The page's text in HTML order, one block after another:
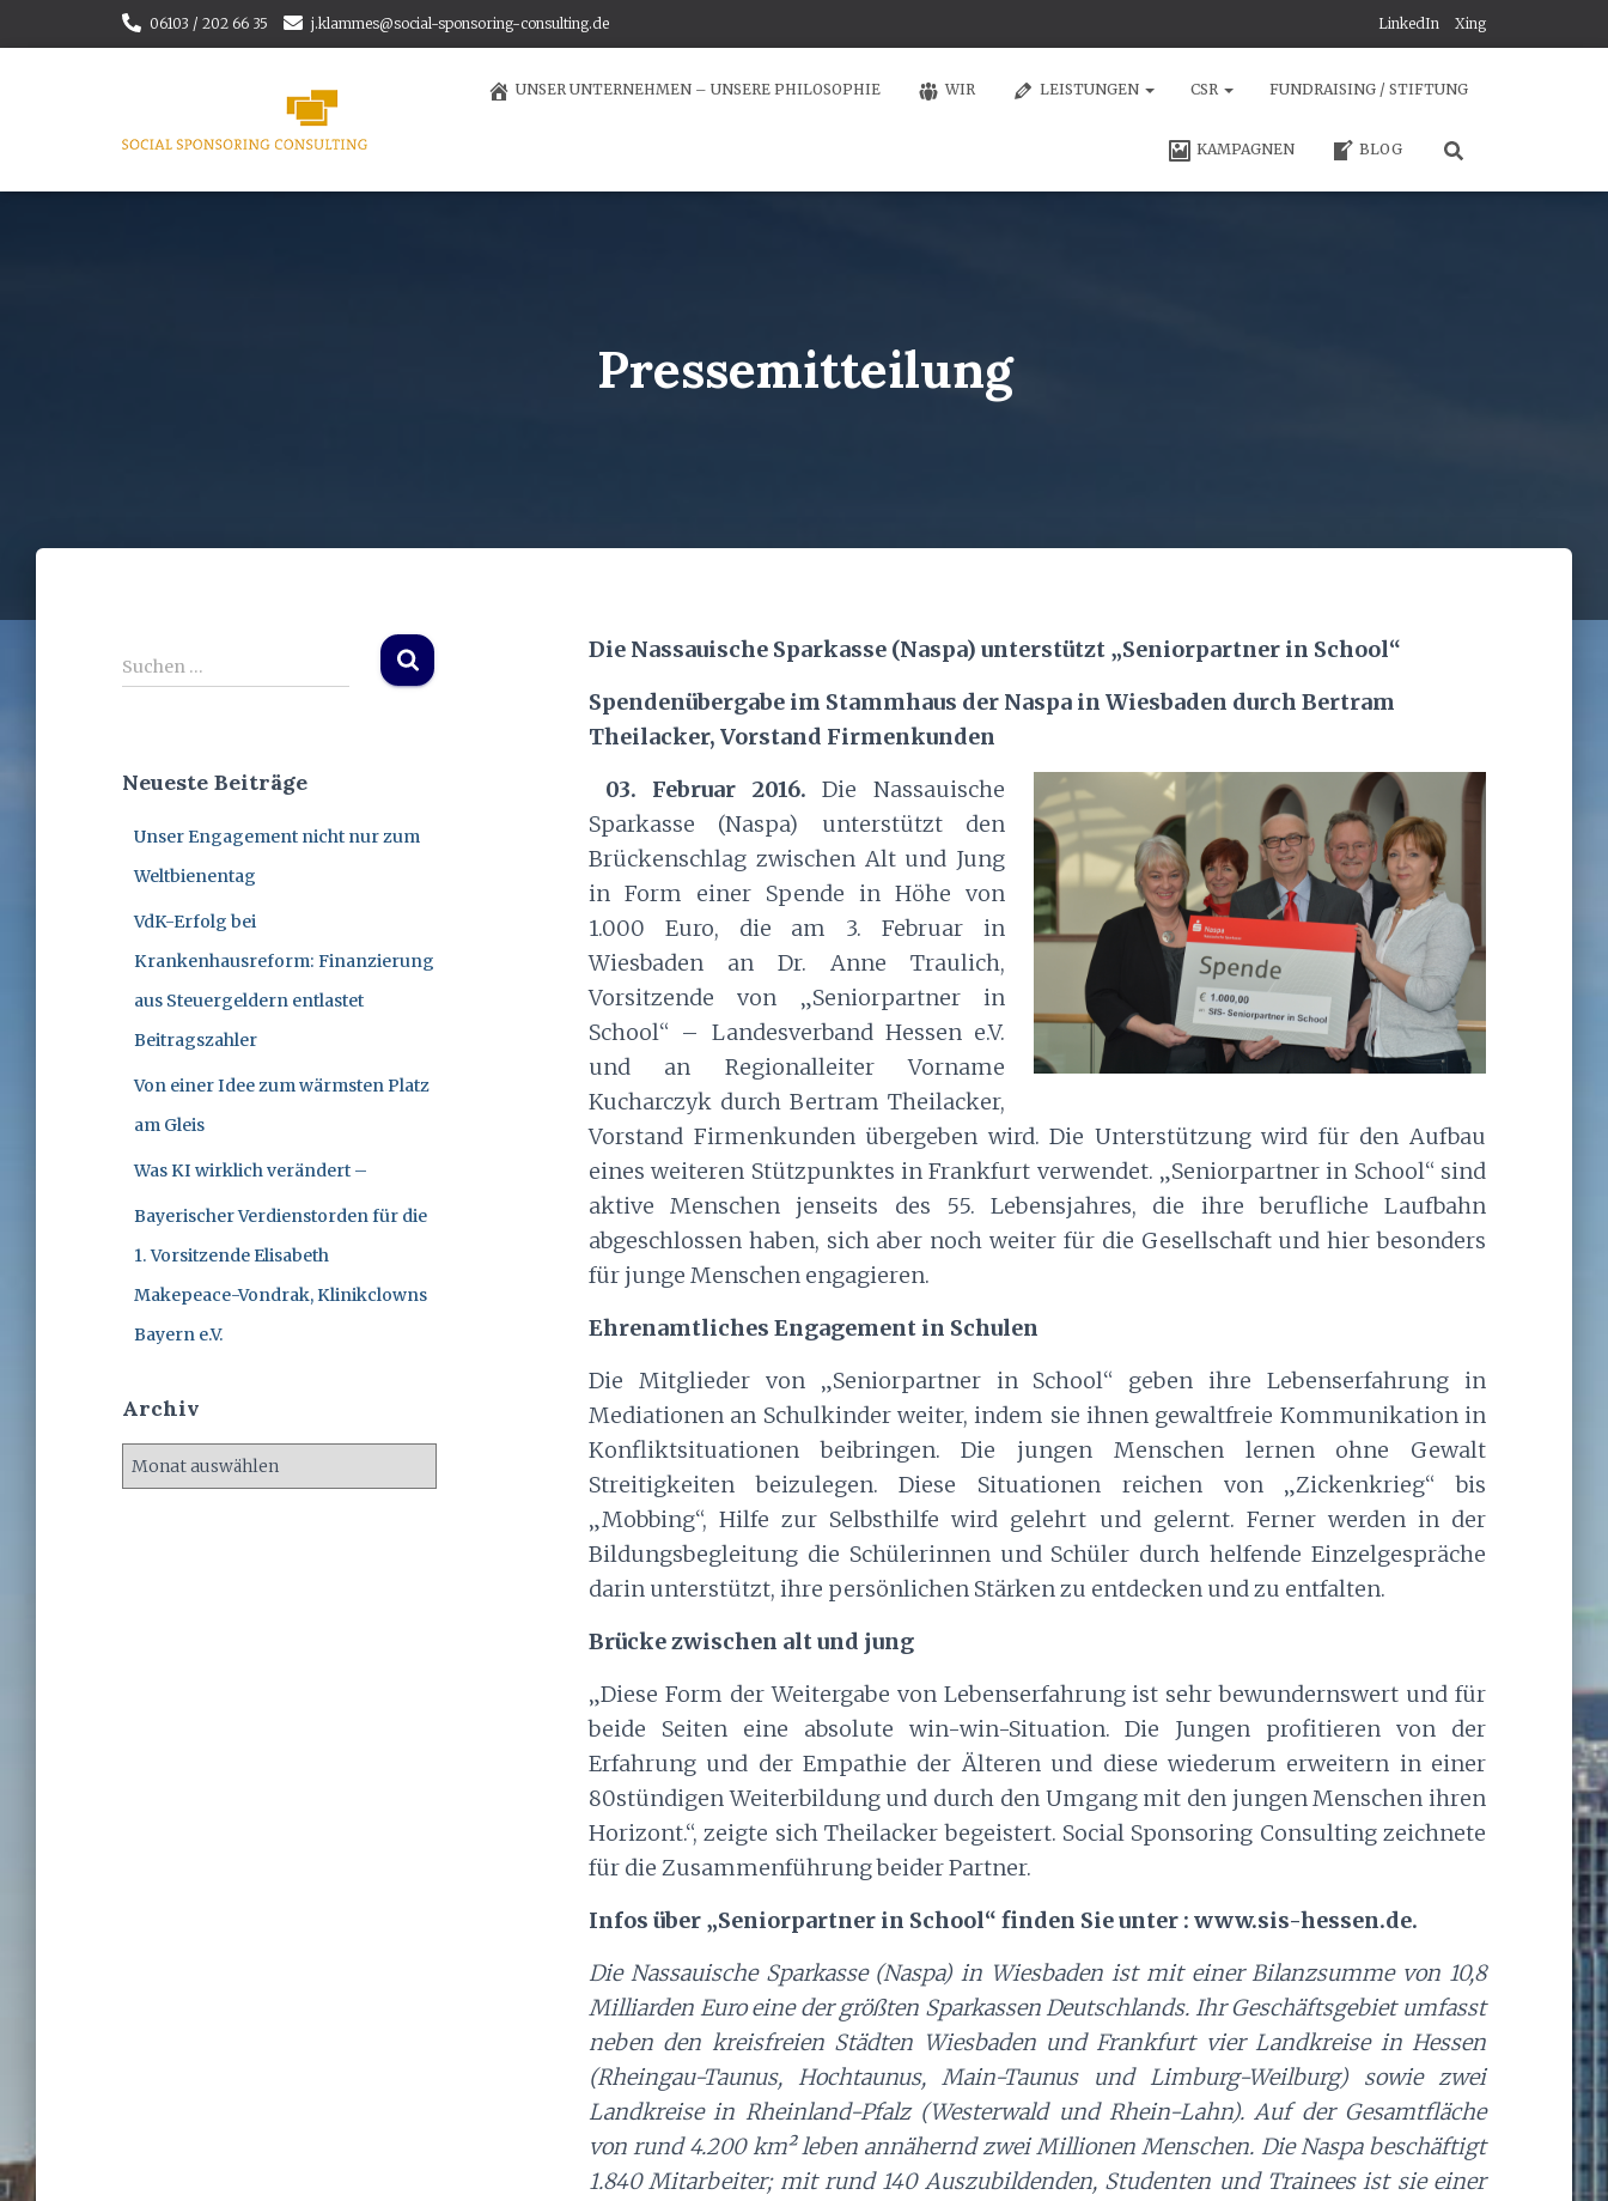
LinkedIn Xing
06103 / 202 66 35 j.klammes@social-sponsoring-consulting.de
UNSER UNTERNEHMEN – UNSERE PHILOSOPHIE WIR LEISTUNGEN CSR FUNDRAISING / STIFTUNG
KAMPAGNEN BLOG
Pressemitteilung
S
u
n
Suchen …
Neueste Beiträge
Unser Engagement nicht nur zum
Weltbienentag
VdK-Erfolg bei
Krankenhausreform: Finanzierung
aus Steuergeldern entlastet
Beitragszahler
Von einer Idee zum wärmsten Platz
am Gleis
Was KI wirklich verändert –
Bayerischer Verdienstorden für die
1. Vorsitzende Elisabeth
Makepeace-Vondrak, Klinikclowns
Bayern e.V.
Archiv
Die Nassauische Sparkasse (Naspa) unterstützt „Seniorpartner in School“
Spendenübergabe im Stammhaus der Naspa in Wiesbaden durch Bertram
Theilacker, Vorstand Firmenkunden
03. Februar 2016. Die Nassauische
Sparkasse (Naspa) unterstützt den
Brückenschlag zwischen Alt und Jung
in Form einer Spende in Höhe von
1.000 Euro, die am 3. Februar in
Wiesbaden an Dr. Anne Traulich,
Vorsitzende von „Seniorpartner in
School“ – Landesverband Hessen e.V.
und an Regionalleiter Vorname
Kucharczyk durch Bertram Theilacker,
Vorstand Firmenkunden übergeben wird. Die Unterstützung wird für den Aufbau
eines weiteren Stützpunktes in Frankfurt verwendet. „Seniorpartner in School“ sind
aktive Menschen jenseits des 55. Lebensjahres, die ihre berufliche Laufbahn
abgeschlossen haben, sich aber noch weiter für die Gesellschaft und hier besonders
für junge Menschen engagieren.
Ehrenamtliches Engagement in Schulen
Die Mitglieder von „Seniorpartner in School“ geben ihre Lebenserfahrung in
Mediationen an Schulkinder weiter, indem sie ihnen gewaltfreie Kommunikation in
Konfliktsituationen beibringen. Die jungen Menschen lernen ohne Gewalt
Streitigkeiten beizulegen. Diese Situationen reichen von „Zickenkrieg“ bis
„Mobbing“, Hilfe zur Selbsthilfe wird gelehrt und gelernt. Ferner werden in der
Bildungsbegleitung die Schülerinnen und Schüler durch helfende Einzelgespräche
darin unterstützt, ihre persönlichen Stärken zu entdecken und zu entfalten.
Brücke zwischen alt und jung
„Diese Form der Weitergabe von Lebenserfahrung ist sehr bewundernswert und für
beide Seiten eine absolute win-win-Situation. Die Jungen profitieren von der
Erfahrung und der Empathie der Älteren und diese wiederum erweitern in einer
80stündigen Weiterbildung und durch den Umgang mit den jungen Menschen ihren
Horizont.“, zeigte sich Theilacker begeistert. Social Sponsoring Consulting zeichnete
für die Zusammenführung beider Partner.
Infos über „Seniorpartner in School“ finden Sie unter : www.sis-hessen.de.
Die Nassauische Sparkasse (Naspa) in Wiesbaden ist mit einer Bilanzsumme von 10,8
Milliarden Euro eine der größten Sparkassen Deutschlands. Ihr Geschäftsgebiet umfasst
neben den kreisfreien Städten Wiesbaden und Frankfurt vier Landkreise in Hessen
(Rheingau-Taunus, Hochtaunus, Main-Taunus und Limburg-Weilburg) sowie zwei
Landkreise in Rheinland-Pfalz (Westerwald und Rhein-Lahn). Auf der Gesamtfläche
von rund 4.200 km² leben annähernd zwei Millionen Menschen. Die Naspa beschäftigt
1.840 Mitarbeiter; mit rund 140 Auszubildenden, Studenten und Trainees ist sie einer